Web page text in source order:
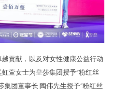
贡献，以及对女性健康公益行动
萱女士为皇莎集团授予“粉红丝
集团董事长 陶伟先生授予“粉红丝